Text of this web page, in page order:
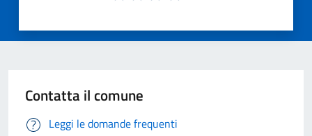
Contatta il comune
Leggi le domande frequenti